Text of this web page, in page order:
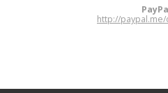
http://